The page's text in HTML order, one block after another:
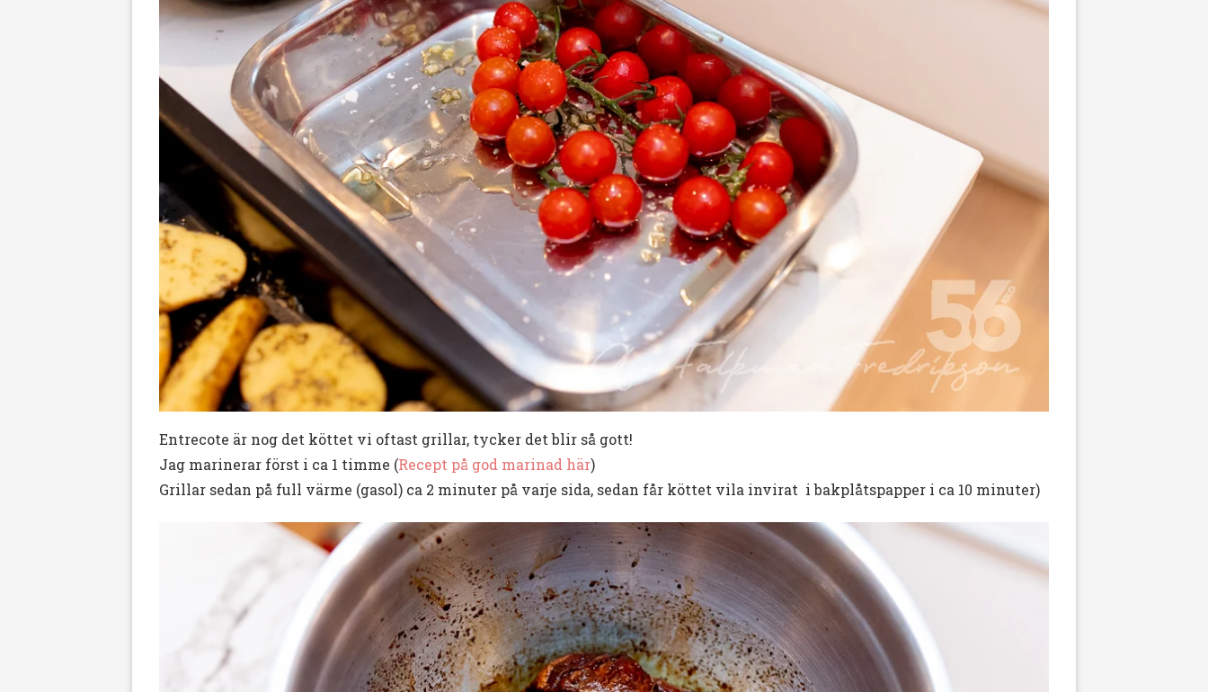
Entrecote är nog det köttet vi oftast grillar, tycker det blir så gott!
Jag marinerar först i ca 1 timme (Recept på god marinad här)
Grillar sedan på full värme (gasol) ca 2 minuter på varje sida, sedan får köttet vila invirat i bakplåtspapper i ca 10 minuter)